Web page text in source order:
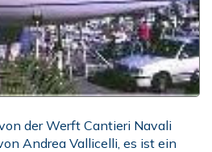
der Werft Cantieri Navali
Andrea Vallicelli, es ist ein